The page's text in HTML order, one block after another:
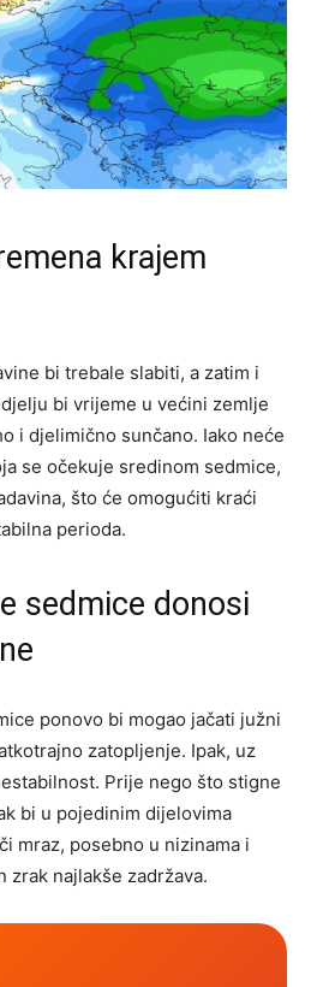
krajem
bi trebale slabiti, a zatim i
bi vrijeme u većini zemlje
i djelimično sunčano. Iako neće
se očekuje sredinom sedmice,
što će omogućiti kraći
perioda.
sedmice donosi
ponovo bi mogao jačati južni
zatopljenje. Ipak, uz
Prije nego što stigne
bi u pojedinim dijelovima
mraz, posebno u nizinama i
zrak najlakše zadržava.